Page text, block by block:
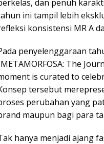
dan penuh
ini tampil lebih
konsistensi MR A
penyelenggaraan
The
is curated to
tersebut
perubahan yang
maupun bagi para
hanya menjadi ajang